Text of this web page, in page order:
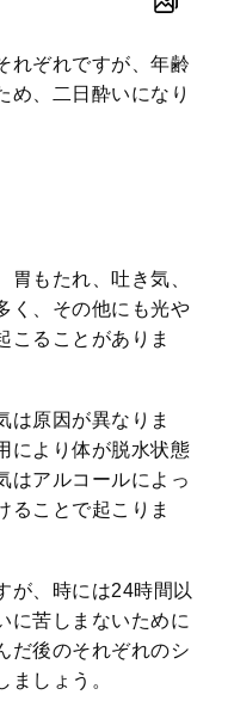
れぞれですが、年齢
め、二日酔いになり
もたれ、吐き気、
く、その他にも光や
こることがありま
は原因が異なりま
により体が脱水状態
はアルコールによっ
ることで起こりま
が、時には24時間以
に苦しまないために
だ後のそれぞれのシ
しょう。